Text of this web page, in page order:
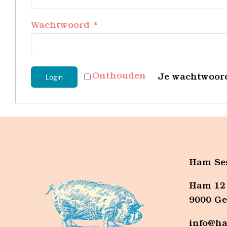
Wachtwoord *
Onthouden
Login Je
Ham
Ham 12
9000